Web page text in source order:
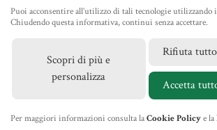
IL NEGOZIO
NEWS
Puoi acconsentire all’utilizzo di tali tecnologie utilizzando
Chiudendo questa informativa, continui senza accettare.
Scopri di più e
personalizza
Rifiuta tutto
Accetta
Per maggiori informazioni consulta laCookie Policye la